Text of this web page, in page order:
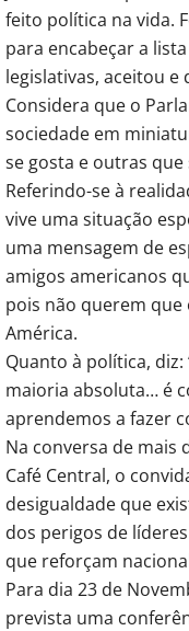
feito política na vida.
para encabeçar a
legislativas, aceitou
Considera que o
sociedade em
se gosta e outras que
Referindo-se à
vive uma situação
uma mensagem de
amigos americanos
pois não querem que
América.
Quanto à política,
maioria absoluta… é
aprendemos a fazer
Na conversa de mais
Café Central, o
desigualdade que
dos perigos de
que reforçam
Para dia 23 de
prevista uma